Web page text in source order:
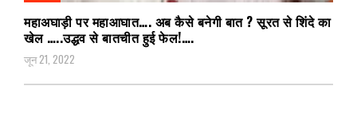
महाअघाड़ी पर महाआघात…. अब कैसे बनेगी बात ? सूरत से शिंदे का
खेल …..उद्धव से बातचीत हुई फेल!….
जून 21, 2022